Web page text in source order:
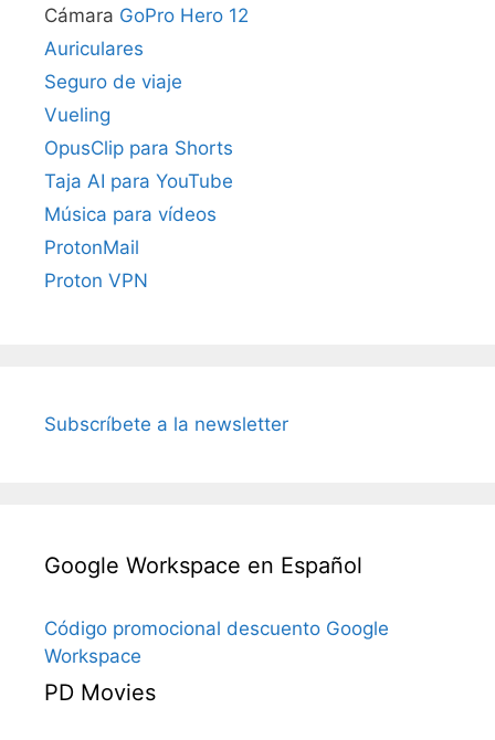
Cámara GoPro Hero 12
Auriculares
Seguro de viaje
Vueling
OpusClip para Shorts
Taja AI para YouTube
Música para vídeos
ProtonMail
Proton VPN
Subscríbete a la newsletter
Google Workspace en Español
Código promocional descuento Google
Workspace
PD Movies